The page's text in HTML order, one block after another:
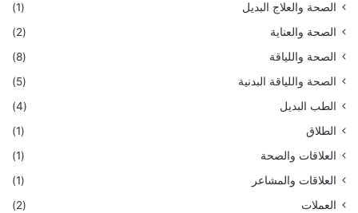
الصحة والعلاج البديل
(1)
الصحة والعناية
(2)
الصحة واللياقة
(8)
الصحة واللياقة البدنية
(5)
الطب البديل
(4)
الطلاق
(1)
العلاقات والصحة
(1)
العلاقات والمشاعر
(1)
العملات
(2)